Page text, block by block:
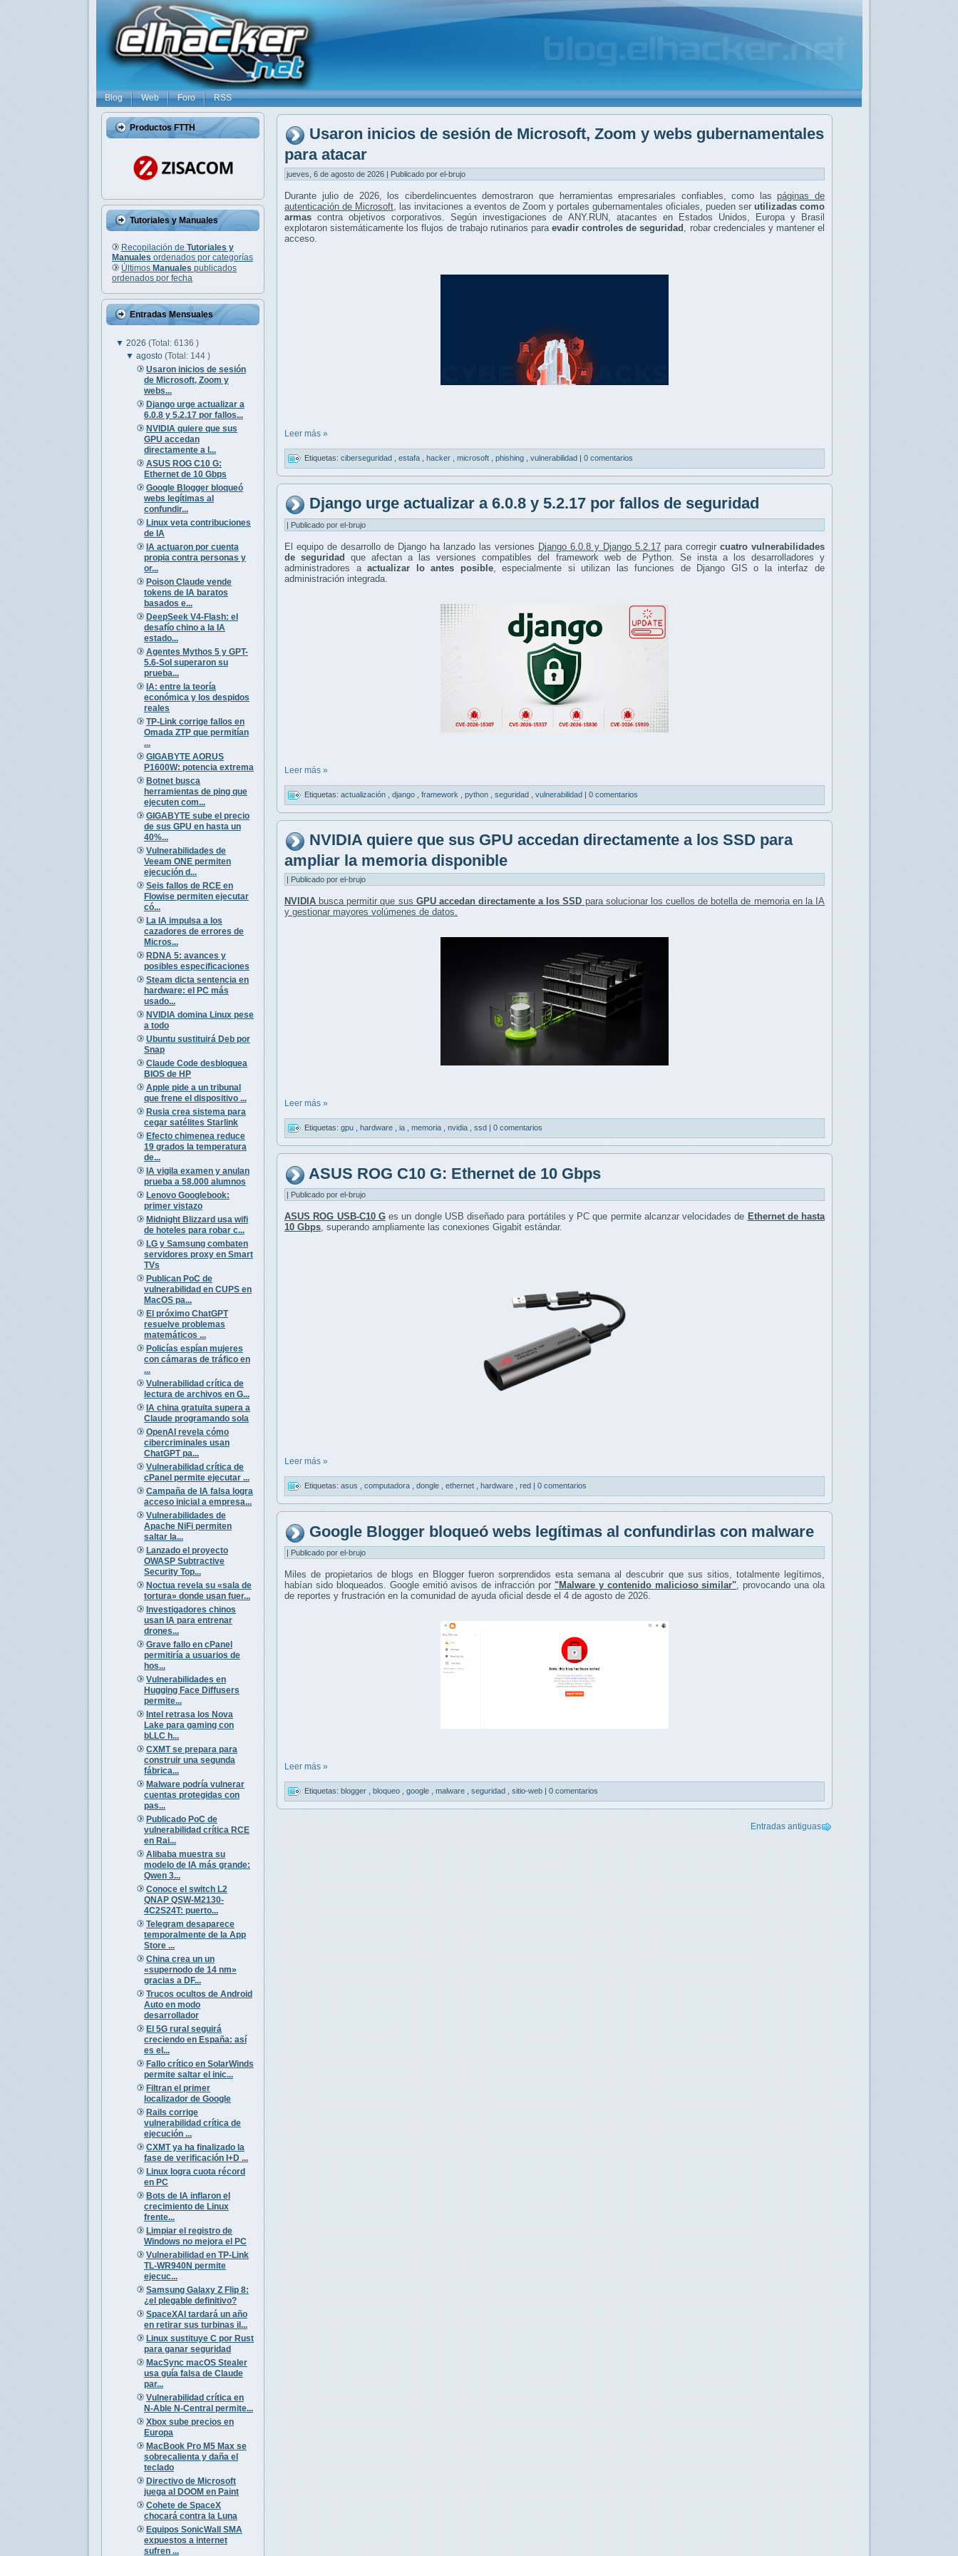
Blog Web Foro RSS
Productos FTTH
Tutoriales y Manuales
Recopilación de Tutoriales y
Manuales ordenados por categorías
Últimos Manuales publicados
ordenados por fecha
Entradas Mensuales
▼ 2026 (Total: 6136 )
▼agosto(Total: 144 )
Usaron inicios de sesión
de Microsoft, Zoom y
webs...
Django urge actualizar a
6.0.8 y 5.2.17 por fallos...
NVIDIA quiere que sus
GPU accedan
directamente a l...
ASUS ROG C10 G:
Ethernet de 10 Gbps
Google Blogger bloqueó
webs legítimas al
confundir...
Linux veta contribuciones
de IA
IA actuaron por cuenta
propia contra personas y
or...
Poison Claude vende
tokens de IA baratos
basados e...
DeepSeek V4-Flash: el
desafío chino a la IA
estado...
Agentes Mythos 5 y GPT-
5.6-Sol superaron su
prueba...
IA: entre la teoría
económica y los despidos
reales
TP-Link corrige fallos en
Omada ZTP que permitían
...
GIGABYTE AORUS
P1600W: potencia extrema
Botnet busca
herramientas de ping que
ejecuten com...
GIGABYTE sube el precio
de sus GPU en hasta un
40%...
Vulnerabilidades de
Veeam ONE permiten
ejecución d...
Seis fallos de RCE en
Flowise permiten ejecutar
có...
La IA impulsa a los
cazadores de errores de
Micros...
RDNA 5: avances y
posibles especificaciones
Steam dicta sentencia en
hardware: el PC más
usado...
NVIDIA domina Linux pese
a todo
Ubuntu sustituirá Deb por
Snap
Claude Code desbloquea
BIOS de HP
Apple pide a un tribunal
que frene el dispositivo ...
Rusia crea sistema para
cegar satélites Starlink
Efecto chimenea reduce
19 grados la temperatura
de...
IA vigila examen y anulan
prueba a 58.000 alumnos
Lenovo Googlebook:
primer vistazo
Midnight Blizzard usa wifi
de hoteles para robar c...
LG y Samsung combaten
servidores proxy en Smart
TVs
Publican PoC de
vulnerabilidad en CUPS en
MacOS pa...
El próximo ChatGPT
resuelve problemas
matemáticos ...
Policías espían mujeres
con cámaras de tráfico en
...
Vulnerabilidad crítica de
lectura de archivos en G...
IA china gratuita supera a
Claude programando sola
OpenAI revela cómo
cibercriminales usan
ChatGPT pa...
Vulnerabilidad crítica de
cPanel permite ejecutar ...
Campaña de IA falsa logra
acceso inicial a empresa...
Vulnerabilidades de
Apache NiFi permiten
saltar la...
Lanzado el proyecto
OWASP Subtractive
Security Top...
Noctua revela su «sala de
tortura» donde usan fuer...
Investigadores chinos
usan IA para entrenar
drones...
Grave fallo en cPanel
permitiría a usuarios de
hos...
Vulnerabilidades en
Hugging Face Diffusers
permite...
Intel retrasa los Nova
Lake para gaming con
bLLC h...
CXMT se prepara para
construir una segunda
fábrica...
Malware podría vulnerar
cuentas protegidas con
pas...
Publicado PoC de
vulnerabilidad crítica RCE
en Rai...
Alibaba muestra su
modelo de IA más grande:
Qwen 3...
Conoce el switch L2
QNAP QSW-M2130-
4C2S24T: puerto...
Telegram desaparece
temporalmente de la App
Store ...
China crea un un
«supernodo de 14 nm»
gracias a DF...
Trucos ocultos de Android
Auto en modo
desarrollador
El 5G rural seguirá
creciendo en España: así
es el...
Fallo crítico en SolarWinds
permite saltar el inic...
Filtran el primer
localizador de Google
Rails corrige
vulnerabilidad crítica de
ejecución ...
CXMT ya ha finalizado la
fase de verificación I+D ...
Linux logra cuota récord
en PC
Bots de IA inflaron el
crecimiento de Linux
frente...
Limpiar el registro de
Windows no mejora el PC
Vulnerabilidad en TP-Link
TL-WR940N permite
ejecuc...
Samsung Galaxy Z Flip 8:
¿el plegable definitivo?
SpaceXAI tardará un año
en retirar sus turbinas il...
Linux sustituye C por Rust
para ganar seguridad
MacSync macOS Stealer
usa guía falsa de Claude
par...
Vulnerabilidad crítica en
N-Able N-Central permite...
Xbox sube precios en
Europa
MacBook Pro M5 Max se
sobrecalienta y daña el
teclado
Directivo de Microsoft
juega al DOOM en Paint
Cohete de SpaceX
chocará contra la Luna
Equipos SonicWall SMA
expuestos a internet
sufren ...
Usaron inicios de sesión de Microsoft, Zoom y webs gubernamentales
para atacar
jueves, 6 de agosto de 2026 | Publicado por el-brujo
Durante julio de 2026, los ciberdelincuentes demostraron que herramientas empresariales confiables, como laspáginas de
autenticación de Microsoft , las invitaciones a eventos de Zoom y portales gubernamentales oficiales, pueden ser utilizadas como
armas contra objetivos corporativos. Según investigaciones de ANY.RUN, atacantes en Estados Unidos, Europa y Brasil
explotaron sistemáticamente los flujos de trabajo rutinarios para evadir controles de seguridad
, robar credenciales y mantener el
acceso.
Leer más »
Etiquetas: ciberseguridad estafa hacker microsoft phishing vulnerabilidad | 0 comentarios
Django urge actualizar a 6.0.8 y 5.2.17 por fallos de seguridad
| Publicado por el-brujo
El equipo de desarrollo de Django ha lanzado las versiones Django 6.0.8 y Django 5.2.17 para corregir cuatro vulnerabilidades
de seguridad que afectan a las versiones compatibles del framework web de Python. Se insta a los desarrolladores y
administradores aactualizar lo antes posible, especialmente si utilizan las funciones de Django GIS o la interfaz de
administración integrada.
Leer más »
Etiquetas: actualización django framework python seguridad vulnerabilidad | 0 comentarios
NVIDIA quiere que sus GPU accedan directamente a los SSD para
ampliar la memoria disponible
| Publicado por el-brujo
NVIDIA busca permitir que sus GPU accedan directamente a los SSD para solucionar loscuellos de botella de memoriaen la IA
y gestionar mayores volúmenes de datos.
Leer más »
Etiquetas: gpu hardware ia memoria nvidia ssd 0 comentarios
ASUS ROG C10 G: Ethernet de 10 Gbps
| Publicado por el-brujo
ASUS ROG USB-C10 Ges un dongle USB diseñado para portátiles y PC que permite alcanzar velocidades de Ethernet de hasta
10 Gbps, superando ampliamente las conexiones Gigabit estándar.
Leer más »
Etiquetas: asus computadora dongle ethernet hardware red | 0 comentarios
Google Blogger bloqueó webs legítimas al confundirlas con malware
| Publicado por el-brujo
Miles de propietarios de blogs en Blogger fueron sorprendidos esta semana al descubrir que sus sitios, totalmente legítimos,
habían sido bloqueados. Google emitió avisos de infracción por "Malware y contenido malicioso similar" , provocando una ola
de reportes y frustración en la comunidad de ayuda oficial desde el 4 de agosto de 2026.
Leer más »
Etiquetas: blogger bloqueo google malware seguridad sitio-web | 0 comentarios
Entradas antiguas